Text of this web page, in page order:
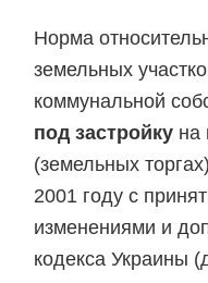
Норма
земельных
коммунальной
под застройку на
(земельных
2001 году с
изменениями и
кодекса Украины